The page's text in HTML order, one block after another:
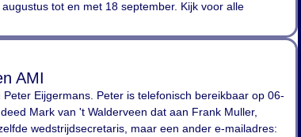
tot en met 18 september. Kijk voor alle
AMI
Eijgermans. Peter is telefonisch bereikbaar op 06-
deed Mark van 't Walderveen dat aan Frank Muller,
wedstrijdsecretaris, maar een ander e-mailadres: